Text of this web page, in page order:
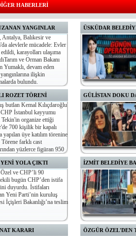
HABERLERİ
YANGINLAR
Antalya, Balıkesir ve
alevlerle mücadele: Evler
karayolları ulaşıma
ve Orman Bakanı
Yumaklı, devam eden
ilişkin
bulundu.
ÜSKÜDAR
Deveci, Kentaş Genel
bulunuyor.
ROZET TÖRENİ
butlan Kemal Kılıçdaroğlu
İstanbul kayyumu
organize ettiği
700 kişilik bir kapalı
yapılan üye katılım törenine
Törene farklı cast
yüzlerce figüran 950
GÜLİSTAN DOKU
YOLA ÇIKTI
ve CHP’li 90
bugün CHP’den istifa
duyurdu. İstifaları
Yeni Parti’nin kuruluş
İçişleri Bakanlığı’na teslim
İZMİT BELEDİYE
tutuklanmasına karar
KARARI ÖZGÜR ÖZEL'DEN